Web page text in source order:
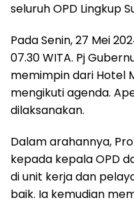
seluruh OPD Lingkup
Pada Senin, 27 Mei
07.30 WITA. Pj
memimpin dari Hotel
mengikuti agenda.
dilaksanakan.
Dalam arahannya,
kepada kepala OPD
di unit kerja dan
baik. Ia kemudian